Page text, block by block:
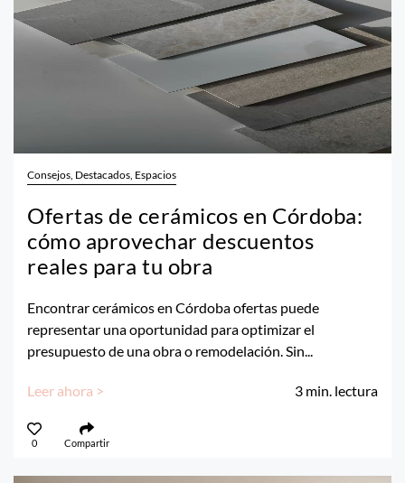
Consejos, Destacados, Espacios
Ofertas de cerámicos en Córdoba:
cómo aprovechar descuentos
reales para tu obra
Encontrar cerámicos en Córdoba ofertas puede
representar una oportunidad para optimizar el
presupuesto de una obra o remodelación. Sin...
Leer ahora > 3 min. lectura
0 Compartir